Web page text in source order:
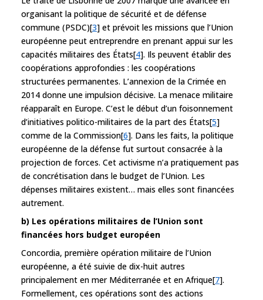
organisant la politique de sécurité et de défense
commune (PSDC)[3] et prévoit les missions que l’Union
européenne peut entreprendre en prenant appui sur les
capacités militaires des États[4]. Ils peuvent établir des
coopérations approfondies : les coopérations
structurées permanentes. L’annexion de la Crimée en
2014 donne une impulsion décisive. La menace militaire
réapparaît en Europe. C’est le début d’un foisonnement
d’initiatives politico-militaires de la part des États[5]
comme de la Commission[6]. Dans les faits, la politique
européenne de la défense fut surtout consacrée à la
projection de forces. Cet activisme n’a pratiquement pas
de concrétisation dans le budget de l’Union. Les
dépenses militaires existent… mais elles sont financées
autrement.
b) Les opérations militaires de l’Union sont
financées hors budget européen
Concordia, première opération militaire de l’Union
européenne, a été suivie de dix-huit autres
principalement en mer Méditerranée et en Afrique[7].
Formellement, ces opérations sont des actions